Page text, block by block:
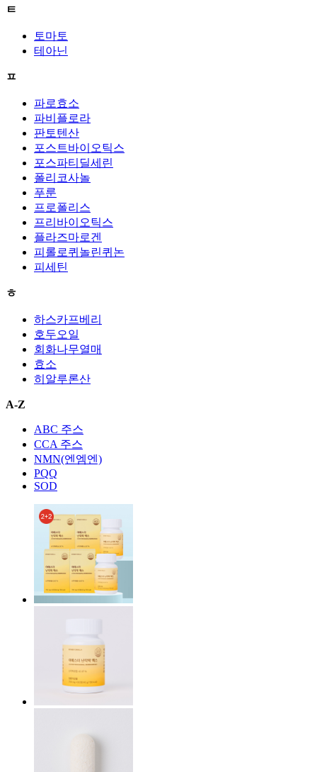
ㅌ
토마토
테아닌
ㅍ
파로효소
파비플로라
판토텐산
포스트바이오틱스
포스파티딜세린
폴리코사놀
푸룬
프로폴리스
프리바이오틱스
플라즈마로겐
피롤로퀴놀린퀴논
피세틴
ㅎ
하스카프베리
호두오일
회화나무열매
효소
히알루론산
A-Z
ABC 주스
CCA 주스
NMN(엔엠엔)
PQQ
SOD